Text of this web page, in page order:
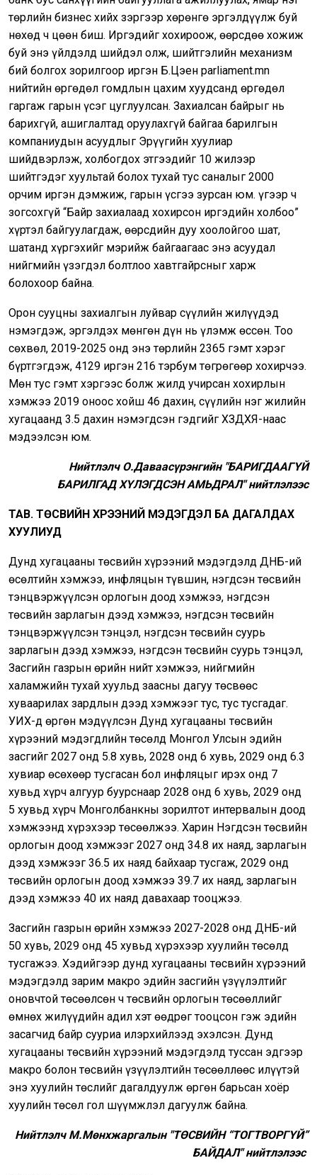
төрлийн бизнес хийх зэргээр хөрөнгө эргэлдүүлж буй
нөхөд ч цөөн биш. Иргэдийг хохироож, өөрсдөө хожиж
буй энэ үйлдэлд шийдэл олж, шийтгэлийн механизм
бий болгох зорилгоор иргэн Б.Цэен parliament.mn
нийтийн өргөдөл гомдлын цахим хуудсанд өргөдөл
гаргаж гарын үсэг цуглуулсан. Захиалсан байрыг нь
барихгүй, ашиглалтад оруулахгүй байгаа барилгын
компаниудын асуудлыг Эрүүгийн хуулиар
шийдвэрлэж, холбогдох этгээдийг 10 жилээр
шийтгэдэг хуультай болох тухай тус саналыг 2000
орчим иргэн дэмжиж, гарын үсгээ зурсан юм. Үүгээр ч
зогсохгүй “Байр захиалаад хохирсон иргэдийн холбоо”
хүртэл байгуулагдаж, өөрсдийн дуу хоолойгоо шат,
шатанд хүргэхийг мэрийж байгаагаас энэ асуудал
нийгмийн үзэгдэл болтлоо хавтгайрсныг харж
болохоор байна.
Орон сууцны захиалгын луйвар сүүлийн жилүүдэд
нэмэгдэж, эргэлдэх мөнгөн дүн нь үлэмж өссөн. Тоо
сөхвөл, 2019-2025 онд энэ төрлийн 2365 гэмт хэрэг
бүртгэгдэж, 4129 иргэн 216 тэрбум төгрөгөөр хохирчээ.
Мөн тус гэмт хэргээс болж жилд учирсан хохирлын
хэмжээ 2019 оноос хойш 46 дахин, сүүлийн нэг жилийн
хугацаанд 3.5 дахин нэмэгдсэн гэдгийг ХЗДХЯ-наас
мэдээлсэн юм.
Нийтлэлч О.Даваасүрэнгийн "БАРИГДААГҮЙ
БАРИЛГАД ХҮЛЭГДСЭН АМЬДРАЛ" нийтлэлээс
ТАВ. ТӨСВИЙН ХҮРЭЭНИЙ МЭДЭГДЭЛ БА ДАГАЛДАХ
ХУУЛИУД
Дунд хугацааны төсвийн хүрээний мэдэгдэлд ДНБ-ий
өсөлтийн хэмжээ, инфляцын түвшин, нэгдсэн төсвийн
тэнцвэржүүлсэн орлогын доод хэмжээ, нэгдсэн
төсвийн зарлагын дээд хэмжээ, нэгдсэн төсвийн
тэнцвэржүүлсэн тэнцэл, нэгдсэн төсвийн суурь
зарлагын дээд хэмжээ, нэгдсэн төсвийн суурь тэнцэл,
Засгийн газрын өрийн нийт хэмжээ, нийгмийн
халамжийн тухай хуульд заасны дагуу төсвөөс
хуваарилах зардлын дээд хэмжээг тус, тус тусгадаг.
УИХ-д өргөн мэдүүлсэн Дунд хугацааны төсвийн
хүрээний мэдэгдлийн төсөлд Монгол Улсын эдийн
засгийг 2027 онд 5.8 хувь, 2028 онд 6 хувь, 2029 онд 6.3
хувиар өсөхөөр тусгасан бол инфляцыг ирэх онд 7
хувьд хүрч алгуур буурснаар 2028 онд 6 хувь, 2029 онд
5 хувьд хүрч Монголбанкны зорилтот интервалын доод
хэмжээнд хүрэхээр төсөөлжээ. Харин Нэгдсэн төсвийн
орлогын доод хэмжээг 2027 онд 34.8 их наяд, зарлагын
дээд хэмжээг 36.5 их наяд байхаар тусгаж, 2029 онд
төсвийн орлогын доод хэмжээ 39.7 их наяд, зарлагын
дээд хэмжээ 40 их наяд давахаар тооцжээ.
Засгийн газрын өрийн хэмжээ 2027-2028 онд ДНБ-ий
50 хувь, 2029 онд 45 хувьд хүрэхээр хуулийн төсөлд
тусгажээ. Хэдийгээр дунд хугацааны төсвийн хүрээний
мэдэгдэлд зарим макро эдийн засгийн үзүүлэлтийг
оновчтой төсөөлсөн ч төсвийн орлогын төсөөллийг
өмнөх жилүүдийн адил хэт өөдрөг тооцсон гэж эдийн
засагчид байр сууриа илэрхийлээд эхэлсэн. Дунд
хугацааны төсвийн хүрээний мэдэгдэлд туссан эдгээр
макро болон төсвийн үзүүлэлтийн төсөөллөөс илүүтэй
энэ хуулийн төслийг дагалдуулж өргөн барьсан хоёр
хуулийн төсөл гол шүүмжлэл дагуулж байна.
Нийтлэлч М.Мөнхжаргалын "ТӨСВИЙН “ТОГТВОРГҮЙ”
БАЙДАЛ" нийтлэлээс